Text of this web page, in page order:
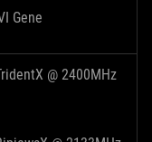
Gene
@ 2400MHz